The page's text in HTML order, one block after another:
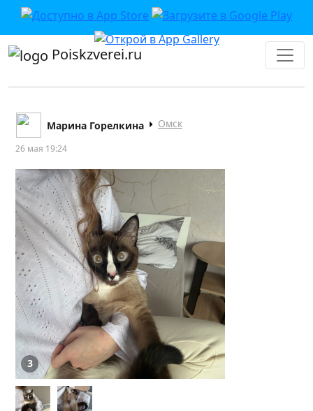
Poiskzverei.ru
Марина Горелкина Омск
26 мая 19:24
3